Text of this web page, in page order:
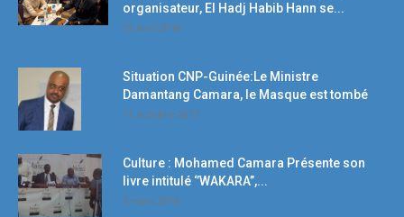
organisateur, El Hadj Habib Hann se...
19 avril 2018
Situation CNP-Guinée:Le Ministre
Damantang Camara, le Masque est tombé
11 octobre 2017
Culture : Mohamed Camara Présente son
livre intitulé ‘’WAKARA’’,...
5 mars 2018